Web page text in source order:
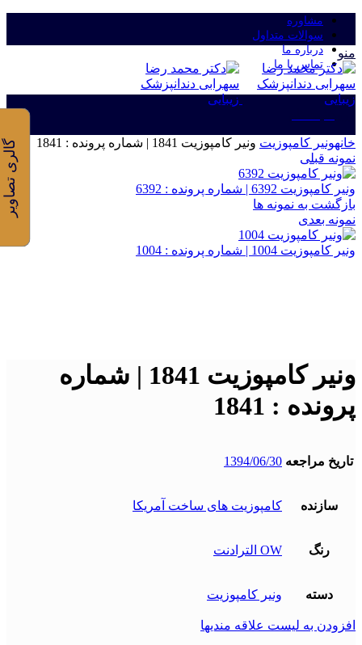
مشاوره
سوالات متداول
درباره ما
تماس با ما
منو
خانهونیر کامپوزیت ونیر کامپوزیت 1841 | شماره پرونده : 1841
نمونه قبلی
ونیر کامپوزیت 6392 | شماره پرونده : 6392
بازگشت به نمونه ها
نمونه بعدی
ونیر کامپوزیت 1004 | شماره پرونده : 1004
ونیر کامپوزیت 1841 | شماره
پرونده : 1841
تاریخ مراجعه 1394/06/30
سازنده کامپوزیت های ساخت آمریکا
رنگ OW الترادنت
دسته ونیر کامپوزیت
افزودن به لیست علاقه مندیها
گالری تصاویر